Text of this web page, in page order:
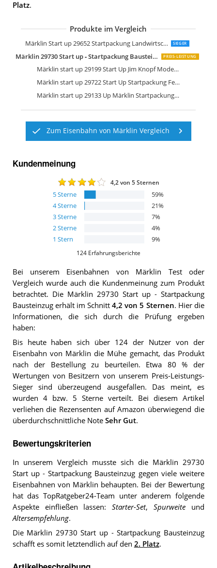
Platz.
Produkte im Vergleich
Märklin Start up 29652 Startpackung Landwirtschaftszug SIEGER
Märklin 29730 Start up ‐ Startpackung Bausteinzug PREIS-LEISTUNG
Märklin start up 29199 Start Up Jim Knopf Modellbahn-Startpackung
Märklin start up 29722 Start Up Startpackung Feuerwehr
Märklin start up 29133 Up Märklin Startpackung-Modelleisenbahn Starter Set
Zum Eisenbahn von Märklin Vergleich
Kundenmeinung
4,2 von 5 Sternen
5Sterne 59%
4Sterne 21%
3Sterne 7%
2Sterne 4%
1 Stern 9%
124 Erfahrungsberichte
Bei unserem Eisenbahnen von Märklin Test oder
Vergleich wurde auch die Kundenmeinung zum Produkt
betrachtet. Die Märklin 29730 Start up ‐ Startpackung
Bausteinzugerhält im Schnitt4,2 von 5 Sternen. Hier die
Informationen, die sich durch die Prüfung ergeben
haben:
Bis heute haben sich über 124 der Nutzer von der
Eisenbahn von Märklin die Mühe gemacht, das Produkt
nach der Bestellung zu beurteilen. Etwa 80 % der
Wertungen von Besitzern von unserem Preis-Leistungs-
Sieger sind überzeugend ausgefallen. Das meint, es
wurden 4 bzw. 5 Sterne verteilt. Bei diesem Artikel
verliehen die Rezensenten auf Amazon überwiegend die
überdurchschnittliche Note Sehr Gut.
Bewertungskriterien
In unserem Vergleich musste sich die Märklin 29730
Start up ‐ Startpackung Bausteinzug gegen viele weitere
Eisenbahnen von Märklin behaupten. Bei der Bewertung
hat das TopRatgeber24-Team unter anderem folgende
Aspekte einfließen lassen:Starter-Set,Spurweite und
Altersempfehlung.
Die Märklin 29730 Start up ‐ Startpackung Bausteinzug
schafft es somit letztendlich auf den 2. Platz.